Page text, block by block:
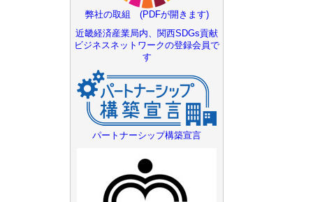
弊社の取組 (PDFが開きます)
近畿経済産業局内、関西SDGs貢献
ビジネスネットワークの登録会員で
す
パートナーシップ構築宣言